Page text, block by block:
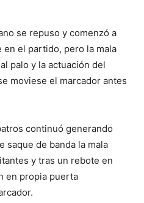
se repuso y comenzó a
en el partido, pero la mala
palo y la actuación del
moviese el marcador antes
continuó generando
saque de banda la mala
y tras un rebote en
en propia puerta